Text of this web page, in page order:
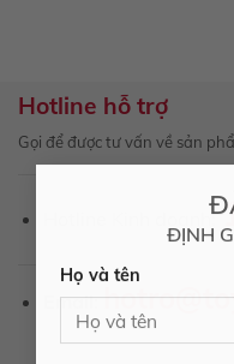
ĐỊNH
Họ và tên
Hotline hỗ trợ
Gọi để được tư vấn về sản
Hotline Kinh doanh:
Email: